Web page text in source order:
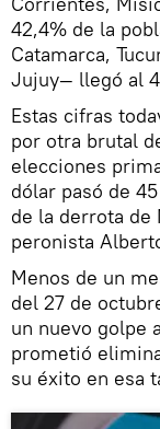
42,4% de la
Catamarca,
Jujuy— llegó al
Estas cifras
por otra brutal
elecciones
dólar pasó de
de la derrota de
peronista
Menos de un
del 27 de
un nuevo golpe
prometió
su éxito en esa